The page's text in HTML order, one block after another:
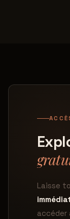
Laisse
accéder